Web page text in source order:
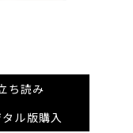
ち読み
ル版購入